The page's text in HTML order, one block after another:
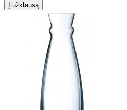
Į užklausą